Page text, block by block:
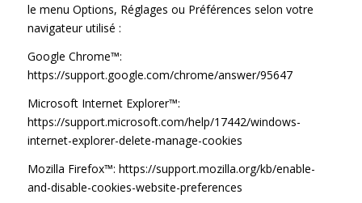
le menu Options, Réglages ou Préférences selon votre
navigateur utilisé :
Google Chrome™:
https://support.google.com/chrome/answer/95647
Microsoft Internet Explorer™:
https://support.microsoft.com/help/17442/windows-
internet-explorer-delete-manage-cookies
Mozilla Firefox™: https://support.mozilla.org/kb/enable-
and-disable-cookies-website-preferences